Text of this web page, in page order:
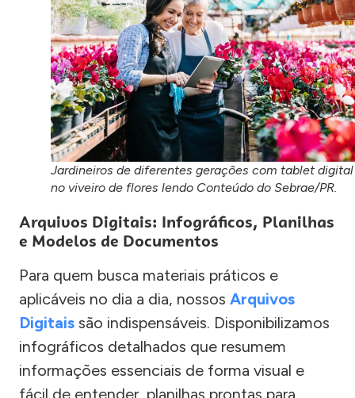
Jardineiros de diferentes gerações com tablet digital
no viveiro de flores lendo Conteúdo do Sebrae/PR.
Arquivos Digitais: Infográficos, Planilhas
e Modelos de Documentos
Para quem busca materiais práticos e
aplicáveis no dia a dia, nossos Arquivos
Digitais são indispensáveis. Disponibilizamos
infográficos detalhados que resumem
informações essenciais de forma visual e
fácil de entender, planilhas prontas para